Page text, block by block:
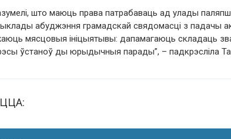
што маюць права патрабаваць ад улады
абуджэння грамадскай свядомасці з падачы
мясцовыя ініцыятывы: дапамагаюць складаць
ўстаноў ды юрыдычныя парады”, – падкрэсліла